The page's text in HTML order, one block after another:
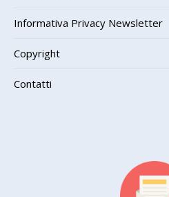
Informativa Privacy Newsletter
Copyright
Contatti